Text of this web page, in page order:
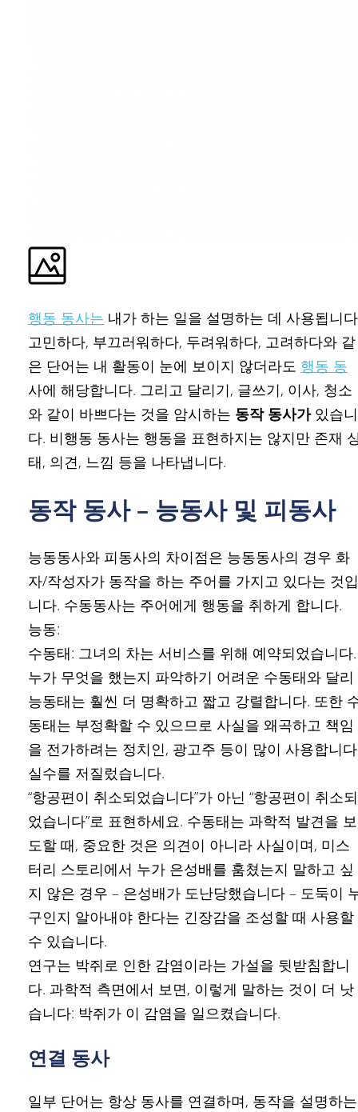
행동 동사는 내가 하는 일을 설명하는 데 사용됩니
고민하다, 부끄러워하다, 두려워하다, 고려하다와 같
은 단어는 내 활동이 눈에 보이지 않더라도 행동 동
사에 해당합니다. 그리고 달리기, 글쓰기, 이사, 청소
와 같이 바쁘다는 것을 암시하는 동작 동사가있습니
다. 비행동 동사는 행동을 표현하지는 않지만 존재
태, 의견, 느낌 등을 나타냅니다.
동작 동사 – 능동사 및 피동사
능동동사와 피동사의 차이점은 능동동사의 경우 화
자/작성자가 동작을 하는 주어를 가지고 있다는 것입
니다. 수동동사는 주어에게 행동을 취하게 합니다.
능동:
수동태: 그녀의 차는 서비스를 위해 예약되었습니다.
누가 무엇을 했는지 파악하기 어려운 수동태와 달리
능동태는 훨씬 더 명확하고 짧고 강렬합니다. 또한
동태는 부정확할 수 있으므로 사실을 왜곡하고 책임
을 전가하려는 정치인, 광고주 등이 많이 사용합니
실수를 저질렀습니다.
“항공편이 취소되었습니다”가 아닌 “항공편이 취소되
었습니다”로 표현하세요. 수동태는 과학적 발견을 보
도할 때, 중요한 것은 의견이 아니라 사실이며, 미스
터리 스토리에서 누가 은성배를 훔쳤는지 말하고 싶
지 않은 경우 – 은성배가 도난당했습니다 – 도둑이
구인지 알아내야 한다는 긴장감을 조성할 때 사용할
수 있습니다.
연구는 박쥐로 인한 감염이라는 가설을 뒷받침합니
다. 과학적 측면에서 보면, 이렇게 말하는 것이 더 낫
습니다: 박쥐가 이 감염을 일으켰습니다.
연결 동사
일부 단어는 항상 동사를 연결하며, 동작을 설명하는